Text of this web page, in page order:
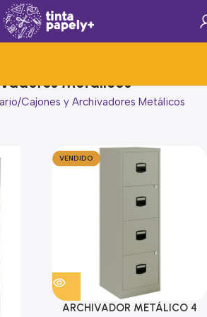
Metálicos
Cajones y Archivadores Metálicos
VENDIDO
ARCHIVADOR METÁLICO 4